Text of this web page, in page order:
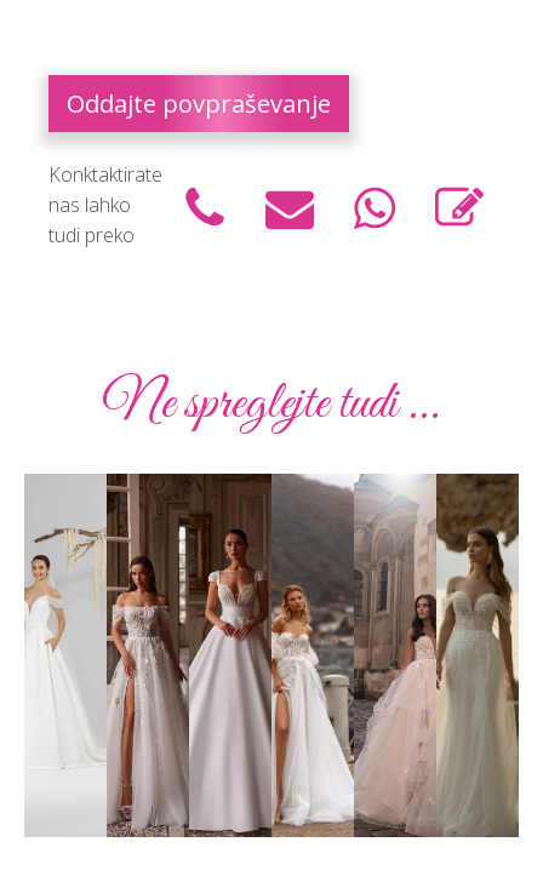
Oddajte povpraševanje
Konktaktirate
nas lahko
tudi preko
Ne spreglejte tudi ...
Poročna
obleka
Poglej
Poročna
obleka
01
Poglej
Poročna
obleka
02
Poročna
obleka
010
Poglej
več
Poročna
obleka
51
Poglej
Poročna
obleka